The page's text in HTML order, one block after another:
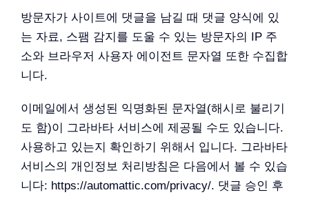
방문자가 사이트에 댓글을 남길 때 댓글 양식에 있
는 자료, 스팸 감지를 도울 수 있는 방문자의 IP 주
소와 브라우저 사용자 에이전트 문자열 또한 수집합
니다.
이메일에서 생성된 익명화된 문자열(해시로 불리기
도 함)이 그라바타 서비스에 제공될 수도 있습니다.
사용하고 있는지 확인하기 위해서 입니다. 그라바타
서비스의 개인정보 처리방침은 다음에서 볼 수 있습
니다: https://automattic.com/privacy/. 댓글 승인 후